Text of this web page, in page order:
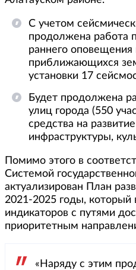
С учетом
продолжена работа
раннего оповещения
приближающихся
установки 17
Будет продолжена
улиц города (550
средства на
инфраструктуры,
Помимо этого в
Системой
актуализирован План
2021-2025 годы, который
индикаторов с путями
приоритетным
«Наряду с этим